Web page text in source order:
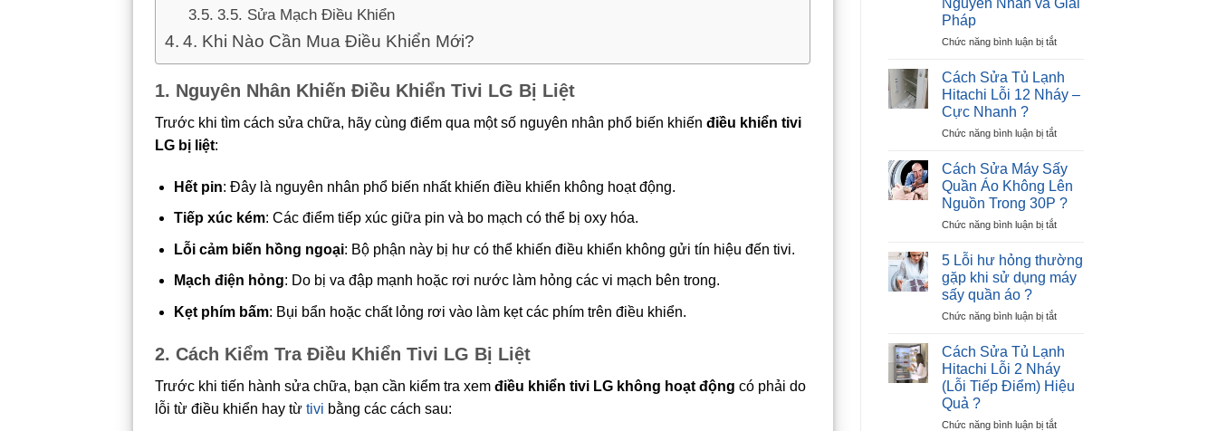
3.5. Sửa Mạch Điều Khiển
4. Khi Nào Cần Mua Điều Khiển Mới?
1. Nguyên Nhân Khiến Điều Khiển Tivi LG Bị Liệt
Trước khi tìm cách sửa chữa, hãy cùng điểm qua một số nguyên nhân phổ biến khiến điều khiển tivi
LG bị liệt:
Hết pin: Đây là nguyên nhân phổ biến nhất khiến điều khiển không hoạt động.
Tiếp xúc kém: Các điểm tiếp xúc giữa pin và bo mạch có thể bị oxy hóa.
Lỗi cảm biến hồng ngoại: Bộ phận này bị hư có thể khiến điều khiển không gửi tín hiệu đến tivi.
Mạch điện hỏng: Do bị va đập mạnh hoặc rơi nước làm hỏng các vi mạch bên trong.
Kẹt phím bấm: Bụi bẩn hoặc chất lỏng rơi vào làm kẹt các phím trên điều khiển.
2. Cách Kiểm Tra Điều Khiển Tivi LG Bị Liệt
Trước khi tiến hành sửa chữa, bạn cần kiểm tra xem điều khiển tivi LG không hoạt động có phải do
lỗi từ điều khiển hay từ tivi bằng các cách sau:
5
?
Hitachi
đèn
lần
–
1
?
Pháp
Chức năng bình luận bị tắtở
Sửa
Tủ
Lạnh
Báo
E8
–
Nguyên
Nhân
và
Pháp
Cách Sửa Tủ Lạnh
Hitachi Lỗi 12 Nháy –
Cực Nhanh ?
Chức năng bình luận bị tắtở
Sửa
Tủ
Lạnh
Hitachi
Lỗi
Nháy
Cực
?
Cách Sửa Máy Sấy
Quần Áo Không Lên
Nguồn Trong 30P ?
Chức năng bình luận bị tắtở
Sửa
Máy
Sấy
Áo
Lên
Trong
30P
5 Lỗi hư hỏng thường
gặp khi sử dụng máy
sấy quần áo ?
Chức năng bình luận bị tắtở
Lỗi
hỏng
thường
khi
Cách Sửa Tủ Lạnh
Hitachi Lỗi 2 Nháy
(Lỗi Tiếp Điểm) Hiệu
Quả ?
Chức năng bình luận bị tắtở